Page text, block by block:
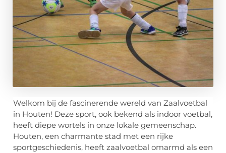
Welkom bij de fascinerende wereld van Zaalvoetbal
in Houten! Deze sport, ook bekend als indoor voetbal,
heeft diepe wortels in onze lokale gemeenschap.
Houten, een charmante stad met een rijke
sportgeschiedenis, heeft zaalvoetbal omarmd als een